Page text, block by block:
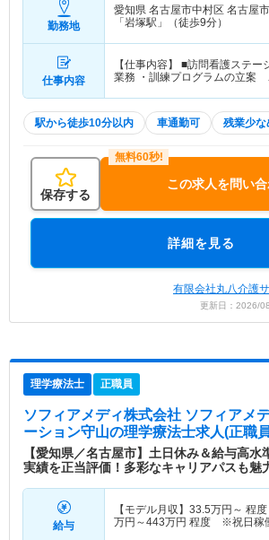
勤務地
愛知県 名古屋市中村区 名古屋
「岩塚駅」（徒歩9分）
仕事内容
【仕事内容】 ■訪問看護ステー
業務 ・訓練プログラムの立
駅から徒歩10分以内 車通勤可 残業少な
保存する
この求人を問い
詳細を見る
有限会社丸八介護
更新日：2026/
理学療法士 正職員
ソフィアメディ株式会社 ソフィアメ
ーション守山の理学療法士求人(正職
【愛知県／名古屋市】土日休み＆給与高水
実績を正当評価！多彩なキャリアパスも魅
給与
【モデル月収】 33.5万円～ 程度
万円～443万円 程度 ※祝日稼